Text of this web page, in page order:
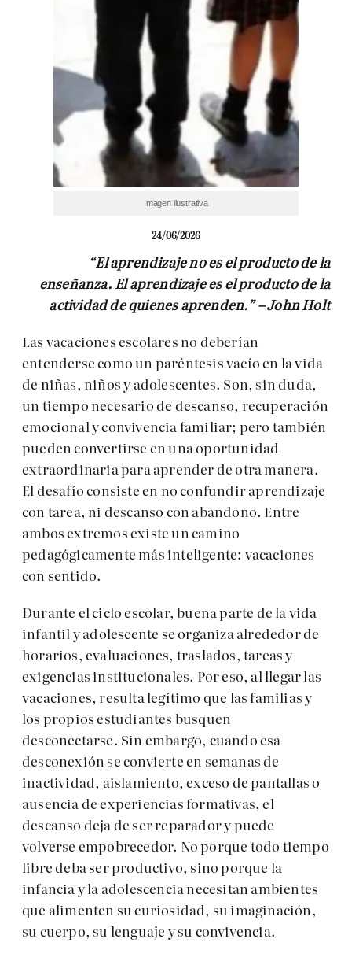
Imagen ilustrativa
24/06/2026
“El aprendizaje no es el producto de la
enseñanza. El aprendizaje es el producto de la
actividad de quienes aprenden.” – John Holt
Las vacaciones escolares no deberían
entenderse como un paréntesis vacío en la vida
de niñas, niños y adolescentes. Son, sin duda,
un tiempo necesario de descanso, recuperación
emocional y convivencia familiar; pero también
pueden convertirse en una oportunidad
extraordinaria para aprender de otra manera.
El desafío consiste en no confundir aprendizaje
con tarea, ni descanso con abandono. Entre
ambos extremos existe un camino
pedagógicamente más inteligente: vacaciones
con sentido.
Durante el ciclo escolar, buena parte de la vida
infantil y adolescente se organiza alrededor de
horarios, evaluaciones, traslados, tareas y
exigencias institucionales. Por eso, al llegar las
vacaciones, resulta legítimo que las familias y
los propios estudiantes busquen
desconectarse. Sin embargo, cuando esa
desconexión se convierte en semanas de
inactividad, aislamiento, exceso de pantallas o
ausencia de experiencias formativas, el
descanso deja de ser reparador y puede
volverse empobrecedor. No porque todo tiempo
libre deba ser productivo, sino porque la
infancia y la adolescencia necesitan ambientes
que alimenten su curiosidad, su imaginación,
su cuerpo, su lenguaje y su convivencia.